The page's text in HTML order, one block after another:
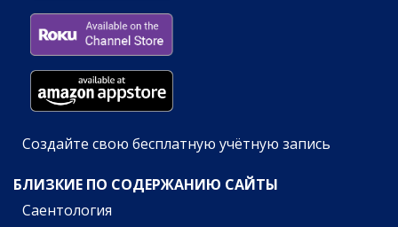
Создайте свою бесплатную учётную запись
БЛИЗКИЕ ПО СОДЕРЖАНИЮ САЙТЫ
Саентология